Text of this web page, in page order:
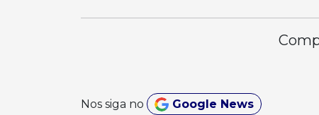
Nos siga no Google News